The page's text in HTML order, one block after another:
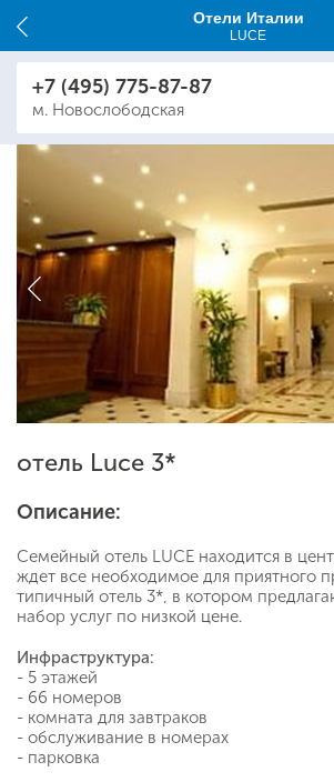
Отели Италии
LUCE
+7 (495) 775-87-87
м. Новослободская
отель Luce 3*
Описание:
Семейный отель LUCE находится в
ждет все необходимое для приятного
типичный отель 3*, в котором
набор услуг по низкой цене.
Инфраструктура:
- 5 этажей
- 66 номеров
- комната для завтраков
- обслуживание в номерах
- парковка